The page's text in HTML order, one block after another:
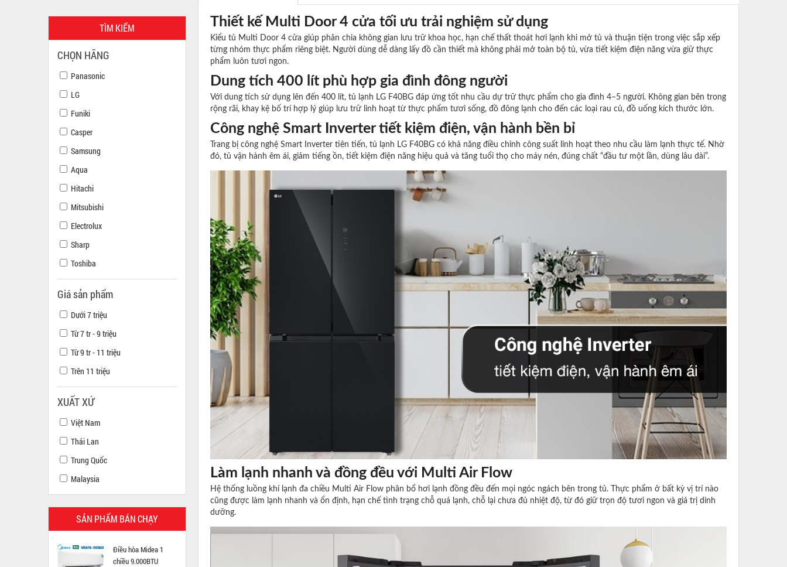
TÌM KIẾM
CHỌN HÃNG
Panasonic
LG
Funiki
Casper
Samsung
Aqua
Hitachi
Mitsubishi
Electrolux
Sharp
Toshiba
Giá sản phẩm
Dưới 7 triệu
Từ 7 tr - 9 triệu
Từ 9 tr - 11 triệu
Trên 11 triệu
XUẤT XỨ
Việt Nam
Thái Lan
Trung Quốc
Malaysia
SẢN PHẨM BÁN CHẠY
Điều hòa Midea 1
chiều 9.000BTU
Thiết kế Multi Door 4 cửa tối ưu trải nghiệm sử dụng
Kiểu tủ Multi Door 4 cửa giúp phân chia không gian lưu trữ khoa học, hạn chế thất thoát hơi lạnh khi mở tủ và thuận tiện trong việc sắp xếp
từng nhóm thực phẩm riêng biệt. Người dùng dễ dàng lấy đồ cần thiết mà không phải mở toàn bộ tủ, vừa tiết kiệm điện năng vừa giữ thực
phẩm luôn tươi ngon.
Dung tích 400 lít phù hợp gia đình đông người
Với dung tích sử dụng lên đến 400 lít, tủ lạnh LG F40BG đáp ứng tốt nhu cầu dự trữ thực phẩm cho gia đình 4–5 người. Không gian bên trong
rộng rãi, khay kệ bố trí hợp lý giúp lưu trữ linh hoạt từ thực phẩm tươi sống, đồ đông lạnh cho đến các loại rau củ, đồ uống kích thước lớn.
Công nghệ Smart Inverter tiết kiệm điện, vận hành bền bỉ
Trang bị công nghệ Smart Inverter tiên tiến, tủ lạnh LG F40BG có khả năng điều chỉnh công suất linh hoạt theo nhu cầu làm lạnh thực tế. Nhờ
đó, tủ vận hành êm ái, giảm tiếng ồn, tiết kiệm điện năng hiệu quả và tăng tuổi thọ cho máy nén, đúng chất “đầu tư một lần, dùng lâu dài”.
Làm lạnh nhanh và đồng đều với Multi Air Flow
Hệ thống luồng khí lạnh đa chiều Multi Air Flow phân bổ hơi lạnh đồng đều đến mọi ngóc ngách bên trong tủ. Thực phẩm ở bất kỳ vị trí nào
cũng được làm lạnh nhanh và ổn định, hạn chế tình trạng chỗ quá lạnh, chỗ lại chưa đủ nhiệt độ, từ đó giữ trọn độ tươi ngon và giá trị dinh
dưỡng.